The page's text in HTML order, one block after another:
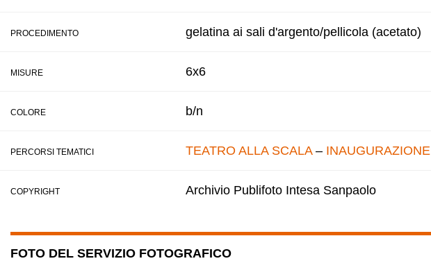
PROCEDIMENTO gelatina ai sali d'argento/pellicola (acetato)
MISURE 6x6
COLORE b/n
PERCORSI TEMATICI TEATRO ALLA SCALA– INAUGURAZIONE
COPYRIGHT Archivio Publifoto Intesa Sanpaolo
FOTO DEL SERVIZIO FOTOGRAFICO